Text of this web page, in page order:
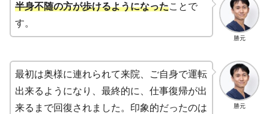
勝元
半身不随の方が歩けるようになったことで
す。
勝元
最初は奥様に連れられて来院、ご自身で運転
出来るようになり、最終的に、仕事復帰が出
来るまで回復されました。印象的だったのは